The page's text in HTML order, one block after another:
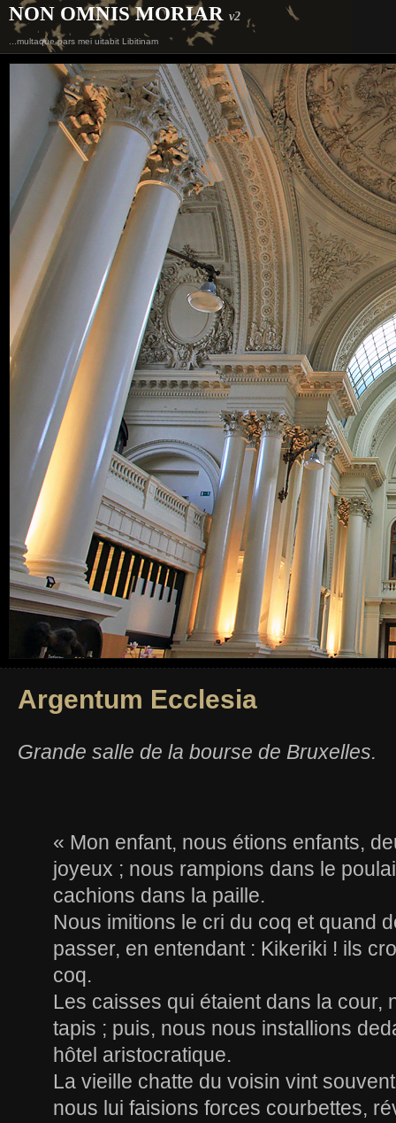
NON OMNIS MORIAR v2
...multaque pars mei uitabit Libitinam
Argentum Ecclesia
Grande salle de la bourse de Bruxelles.
« Mon enfant, nous étions enfants,
joyeux ; nous rampions dans le
cachions dans la paille.
Nous imitions le cri du coq et quand
passer, en entendant : Kikeriki ! ils
coq.
Les caisses qui étaient dans la cour,
tapis ; puis, nous nous installions
hôtel aristocratique.
La vieille chatte du voisin vint
nous lui faisions forces courbettes,